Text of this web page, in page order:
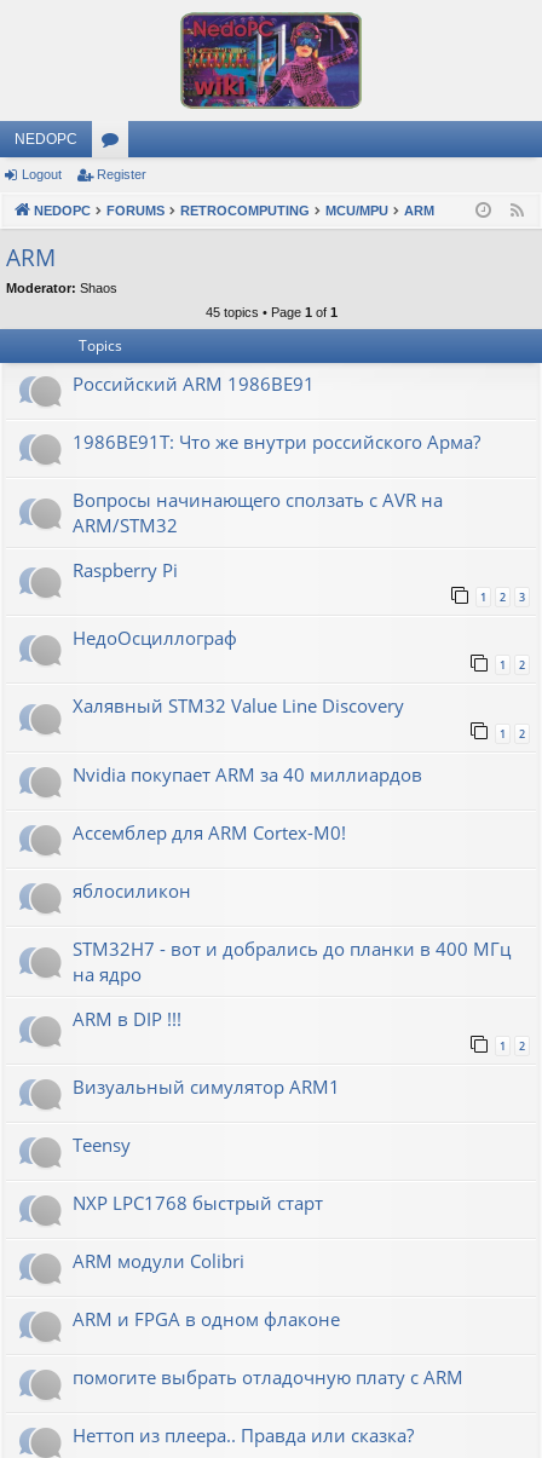
NEDOPC
or
u
s
Logout Register
NEDOPC FORUMS RETROCOMPUTING MCU/MPU ARM
ARM
Moderator: Shaos
45 topics • Page 1 of 1
Topics
Российский ARM 1986ВЕ91
1986ВЕ91Т: Что же внутри российского Арма?
Вопросы начинающего сползать с AVR на
ARM/STM32
Raspberry Pi
1 2 3
НедоОсциллограф
1 2
Халявный STM32 Value Line Discovery
1 2
Nvidia покупает ARM за 40 миллиардов
Ассемблер для ARM Cortex-M0!
яблосиликон
STM32H7 - вот и добрались до планки в 400 МГц
на ядро
ARM в DIP !!!
1 2
Визуальный симулятор ARM1
Teensy
NXP LPC1768 быстрый старт
ARM модули Colibri
ARM и FPGA в одном флаконе
помогите выбрать отладочную плату с ARM
Неттоп из плеера.. Правда или сказка?